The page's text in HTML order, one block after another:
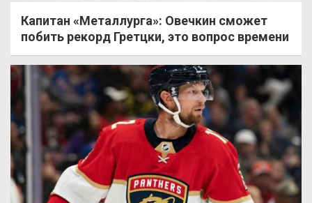
Капитан «Металлурга»: Овечкин сможет
побить рекорд Гретцки, это вопрос времени